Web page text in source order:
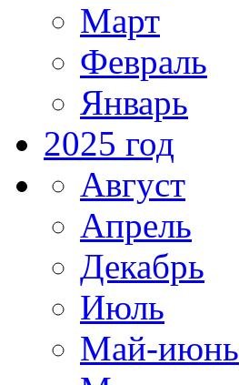
Март
Февраль
Январь
2025 год
Август
Апрель
Декабрь
Июль
Май-июнь